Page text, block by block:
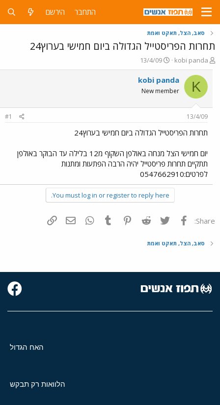
התחבר הירשם
סאב, הצל, תאקט ואמת
תחרות הפריסטייל הגדולה ביום חמישי בערוץ24
פ
ו
ת
ח
ה
ו
ש
א
kobi panda
פ
ו
ר
ם
ר
13/4/09
K
kobi panda
New member
13/4/09
#1
תחרות הפריסטייל הגדולה ביום חמישי בערוץ24
יום חמישי הצל מנחה באולפן השקוף מ12 בלילה עד הבוקר באולפן
תתקיים תחרות פריסטייל יהיה הרבה הפתעות ומתנות
לפרטים:0547662910
You must log in or register to reply here.
Share: פייסבוק Twitter
Reddit
Pinterest
Tumblr
WhatsAppדואר אלקטרוני
סאב, הצל, תאקט ואמת
האח הגדול
הלוואות רק תבקש